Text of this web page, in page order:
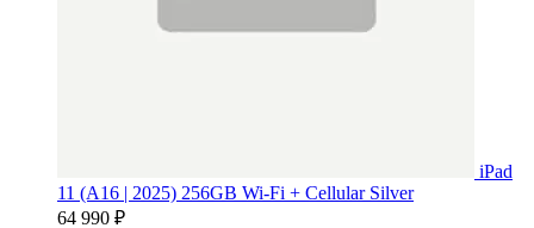
iPad
11 (A16 | 2025) 256GB Wi-Fi + Cellular Silver
64 990 ₽